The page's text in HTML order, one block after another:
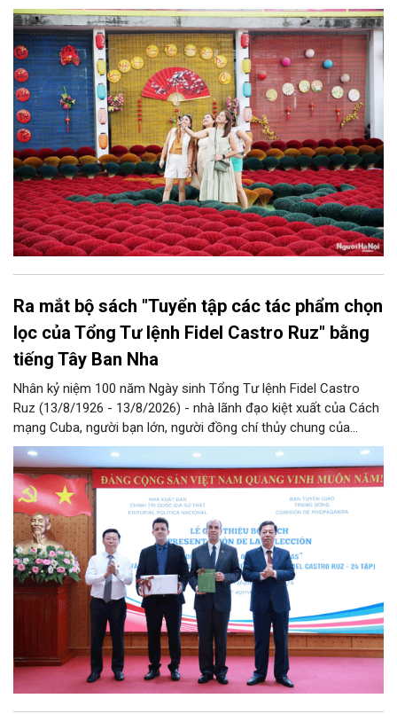
chức, đơn vị, doanh nghiệp kinh doanh dịch vụ lữ hành trên địa
bàn thành phố thực hiện một số nội dung quan trọng. Qua đó
góp phần thực hiện thắng lợi các mục tiêu phát triển du lịch Hà
Nội năm 2026 và giai đoạn tiếp theo.
Ra mắt bộ sách "Tuyển tập các tác phẩm chọn
lọc của Tổng Tư lệnh Fidel Castro Ruz" bằng
tiếng Tây Ban Nha
Nhân kỷ niệm 100 năm Ngày sinh Tổng Tư lệnh Fidel Castro
Ruz (13/8/1926 - 13/8/2026) - nhà lãnh đạo kiệt xuất của Cách
mạng Cuba, người bạn lớn, người đồng chí thủy chung của
Đảng, Nhà nước và nhân dân Việt Nam, chiều 5/8, tại Hà Nội,
Nhà xuất bản Chính trị quốc gia Sự thật phối hợp với Ban Tuyên
giáo Trung ương tổ chức Lễ giới thiệu bộ sách “Tuyển tập các
tác phẩm chọn lọc của Tổng Tư lệnh Fidel Castro Ruz” gồm 24
tập bằng tiếng Tây Ban Nha.